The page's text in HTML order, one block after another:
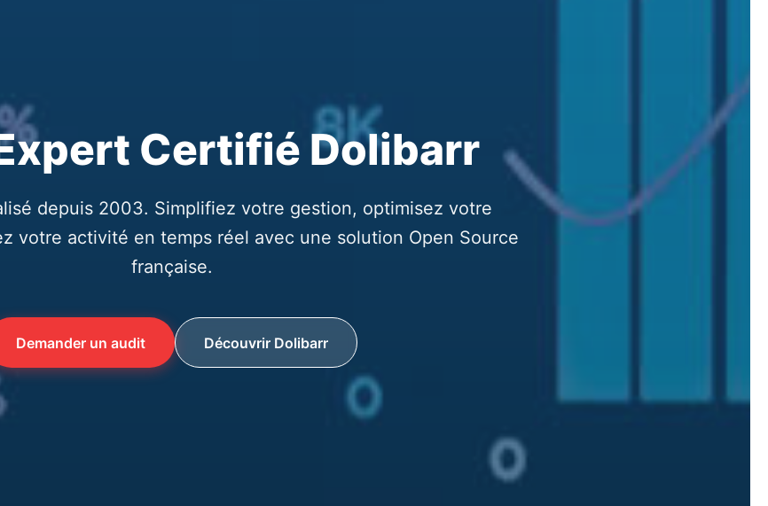
Certifié Dolibarr
depuis 2003. Simplifiez votre gestion, optimisez votre
votre activité en temps réel avec une solution Open Source
française.
Demander un audit Découvrir Dolibarr